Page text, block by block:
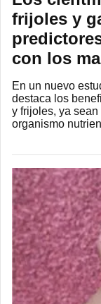
frijoles y
con los
En un nuevo
destaca los
y frijoles, ya sean
organismo